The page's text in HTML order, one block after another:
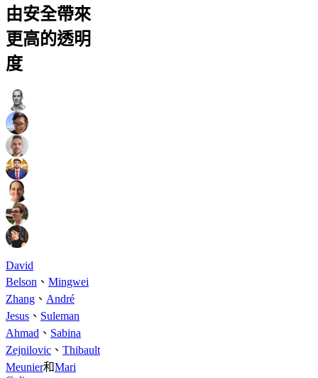
由安全帶來
更高的透明
度
David
Belson 、 Mingwei
Zhang 、 André
Jesus 、 Suleman
Ahmad 、 Sabina
Zejnilovic 、 Thibault
Meunier和Mari